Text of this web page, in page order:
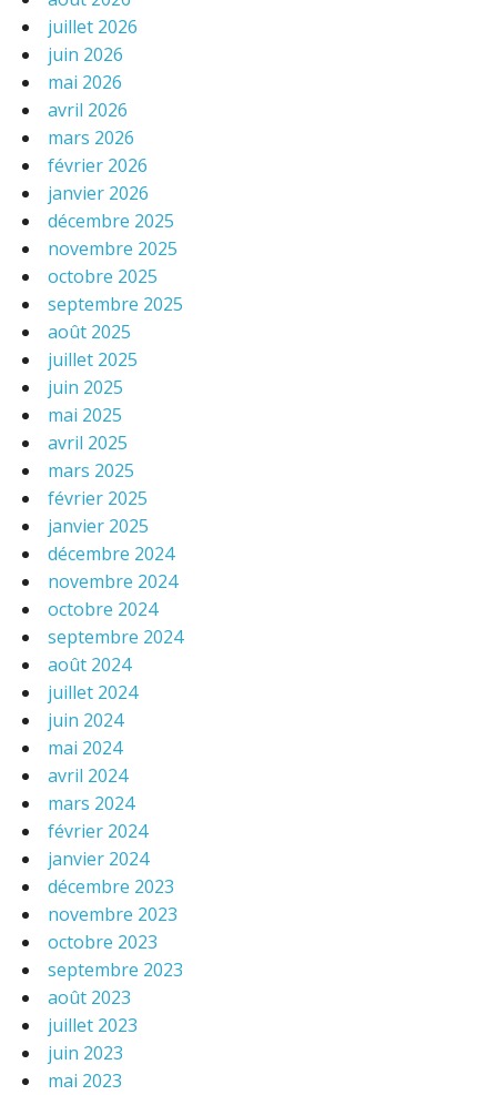
juillet 2026
juin 2026
mai 2026
avril 2026
mars 2026
février 2026
janvier 2026
décembre 2025
novembre 2025
octobre 2025
septembre 2025
août 2025
juillet 2025
juin 2025
mai 2025
avril 2025
mars 2025
février 2025
janvier 2025
décembre 2024
novembre 2024
octobre 2024
septembre 2024
août 2024
juillet 2024
juin 2024
mai 2024
avril 2024
mars 2024
février 2024
janvier 2024
décembre 2023
novembre 2023
octobre 2023
septembre 2023
août 2023
juillet 2023
juin 2023
mai 2023